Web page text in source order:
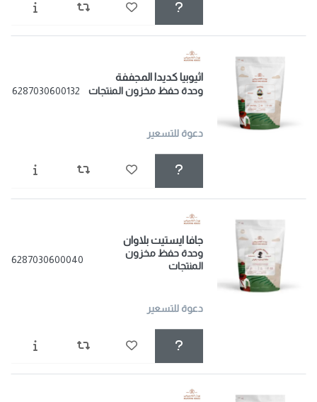
اثيوبيا كديدا المجففة
وحدة حفظ مخزون المنتجات 6287030600132
دعوة للتسعير
جافا ايستيت بلاوان
وحدة حفظ مخزون
المنتجات
6287030600040
دعوة للتسعير